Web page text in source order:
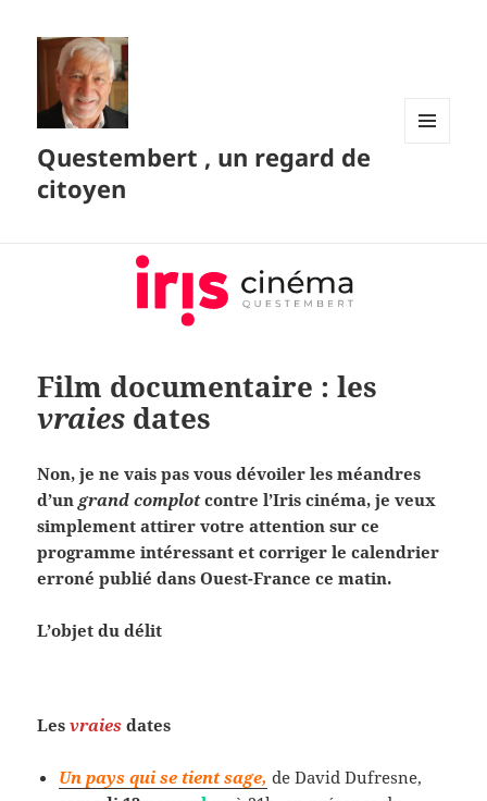
Questembert , un regard de
citoyen
Film documentaire : les
vraies dates
Non, je ne vais pas vous dévoiler les méandres
d’ungrand complotcontre l’Iris cinéma, je veux
simplement attirer votre attention sur ce
programme intéressant et corriger le calendrier
erroné publié dans Ouest-France ce matin.
L’objet du délit
Lesvraies dates
Un pays qui se tient sage, de David Dufresne,